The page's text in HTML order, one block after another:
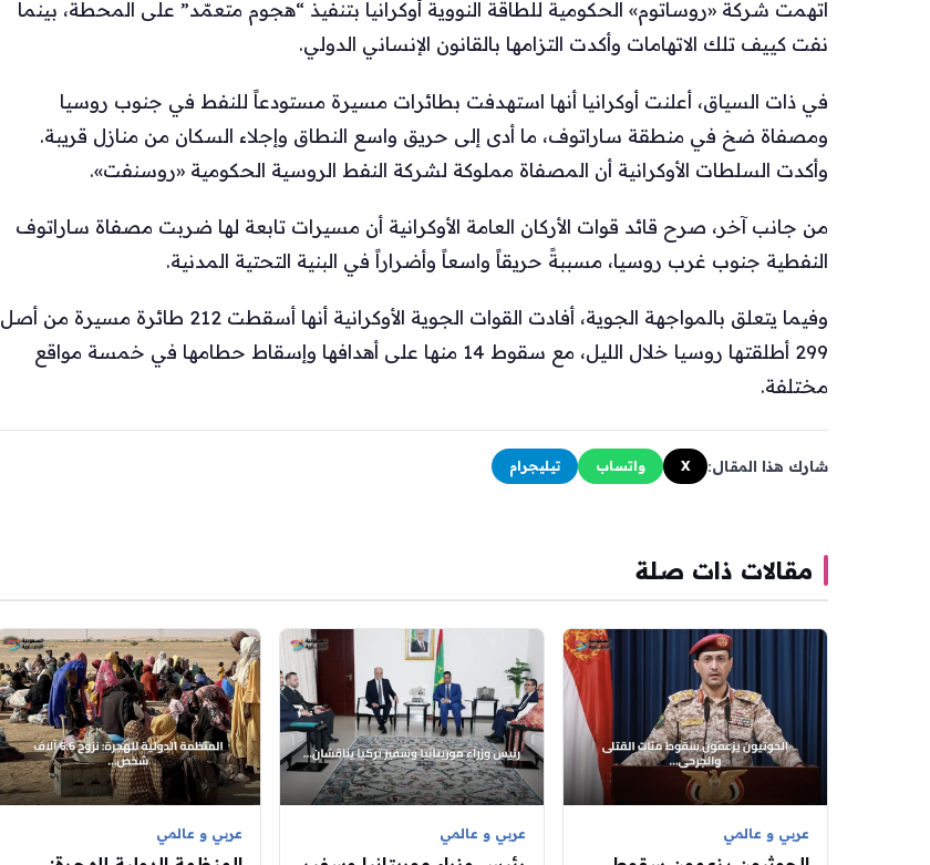
اتهمت شركة «روساتوم» الحكومية للطاقة النووية أوكرانيا بتنفيذ “هجوم متعمّد” على المحطة، بينما
نفت كييف تلك الاتهامات وأكدت التزامها بالقانون الإنساني الدولي.
في ذات السياق، أعلنت أوكرانيا أنها استهدفت بطائرات مسيرة مستودعاً للنفط في جنوب روسيا
ومصفاة ضخ في منطقة ساراتوف، ما أدى إلى حريق واسع النطاق وإجلاء السكان من منازل قريبة.
وأكدت السلطات الأوكرانية أن المصفاة مملوكة لشركة النفط الروسية الحكومية «روسنفت».
من جانب آخر، صرح قائد قوات الأركان العامة الأوكرانية أن مسيرات تابعة لها ضربت مصفاة ساراتوف
النفطية جنوب غرب روسيا، مسببةً حريقاً واسعاً وأضراراً في البنية التحتية المدنية.
وفيما يتعلق بالمواجهة الجوية، أفادت القوات الجوية الأوكرانية أنها أسقطت 212 طائرة مسيرة من أصل
299 أطلقتها روسيا خلال الليل، مع سقوط 14 منها على أهدافها وإسقاط حطامها في خمسة مواقع
مختلفة.
شارك هذا المقال: X واتساب تيليجرام
مقالات ذات صلة
عربي و عالمي عربي و عالمي عربي و عالمي